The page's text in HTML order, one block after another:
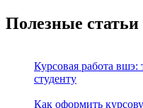
Полезные статьи
Курсовая работа
студенту
Как оформить